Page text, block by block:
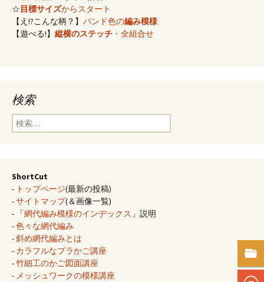
☆ 目標サイズからスタート
【え!?こんな柄？】 バンド色の編み模様
【遊べる!】 縦横のステッチ ・全組合せ
検索
検
索:
ShortCut
- トップページ(最新の投稿)
-サイトマップ(＆画像一覧)
- 「網代編み模様のインデックス 」説明
-色々な網代編み
-斜め網代編みとは
- カラフルなプラかご講座
-竹細工のかご図面講座
- メッシュワークの模様講座